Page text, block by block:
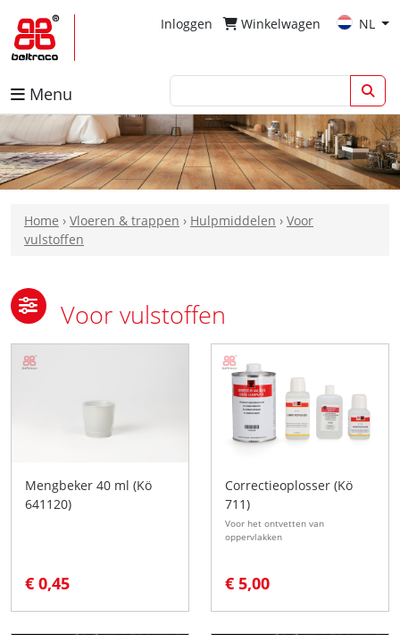
Inloggen Winkelwagen NL
Menu
Home › Vloeren & trappen › Hulpmiddelen › Voor
vulstoffen
Voor vulstoffen
Mengbeker 40 ml (Kö
641120)
€ 0,45
Correctieoplosser (Kö
711)
Voor het ontvetten van
oppervlakken
€ 5,00